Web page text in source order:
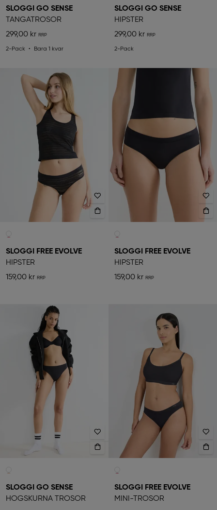
SLOGGI GO SENSE
TANGATROSOR
299,00 kr
2-Pack Bara 1 kvar
SLOGGI GO SENSE
HIPSTER
299,00 kr
2-Pack
SLOGGI FREE EVOLVE
HIPSTER
159,00 kr
SLOGGI FREE EVOLVE
HIPSTER
159,00 kr
SLOGGI GO SENSE
HÖGSKURNA TROSOR
SLOGGI FREE EVOLVE
MINI-TROSOR